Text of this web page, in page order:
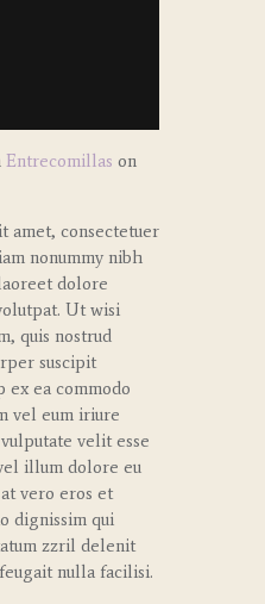
Entrecomillas on
amet, consectetuer
nonummy nibh
dolore
Ut wisi
quis nostrud
suscipit
ea commodo
vel eum iriure
velit esse
illum dolore eu
vero eros et
dignissim qui
zzril delenit
nulla facilisi.